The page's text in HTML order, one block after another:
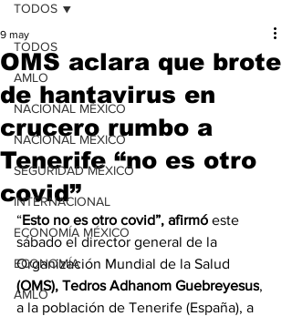
TODOS
AMLO
NACIONAL MÉXICO
NACIONAL MÉXICO
SEGURIDAD MÉXICO
INTERNACIONAL
ECONOMÍA MÉXICO
ECONOMÍA
AMLO
TODOS
OMS aclara que brote
de hantavirus en
crucero rumbo a
Tenerife “no es otro
covid”
9 may
“Esto no es otro covid”, afirmó este
sábado el director general de la
Organización Mundial de la Salud
(OMS), Tedros Adhanom Guebreyesus,
a la población de Tenerife (España), a